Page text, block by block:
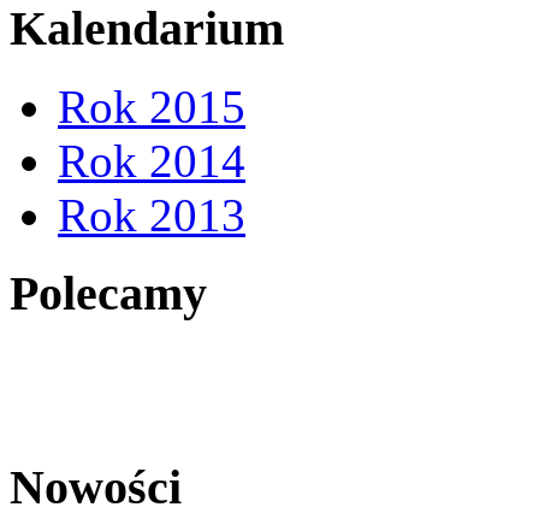
Kalendarium
Rok 2015
Rok 2014
Rok 2013
Polecamy
Nowości